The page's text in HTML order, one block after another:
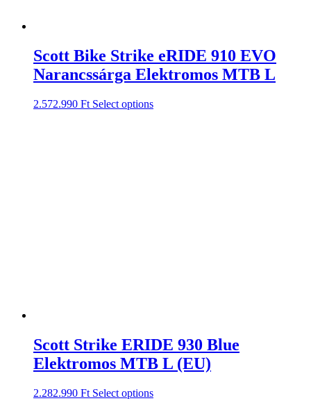
Scott Bike Strike eRIDE 910 EVO
Narancssárga Elektromos MTB L
2.572.990 Ft Select options
Scott Strike ERIDE 930 Blue
Elektromos MTB L (EU)
2.282.990 Ft Select options